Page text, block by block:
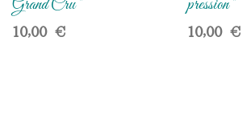
Grand Cru "
10,00€
pression "
10,00€